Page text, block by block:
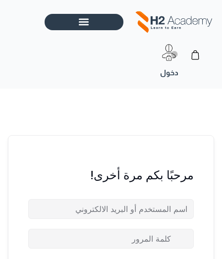
المحتوى
Cart
مرحبًا بكم مرة أخرى!